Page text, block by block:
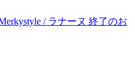
/ ラナーヌ 終了のお